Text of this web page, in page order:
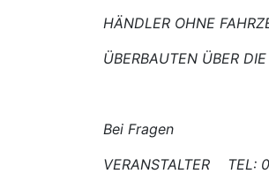
HÄNDLER OHNE
ÜBERBAUTEN ÜBER
Bei Fragen
VERANSTALTER